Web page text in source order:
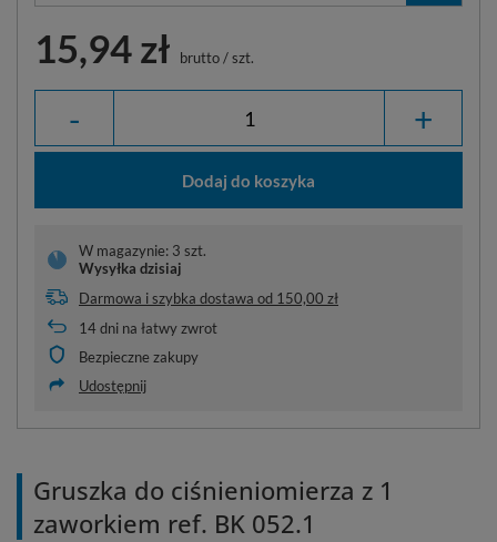
15,94 zł brutto/szt.
- +
Dodaj do koszyka
W magazynie: 3 szt.
Wysyłka dzisiaj
Darmowa i szybka dostawa od 150,00 zł
14dni na łatwy zwrot
Bezpieczne zakupy
Udostępnij
Gruszka do ciśnieniomierza z 1
zaworkiem ref. BK 052.1